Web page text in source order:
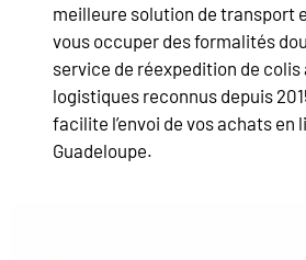
meilleure solution de transport
vous occuper des formalités
service de réexpedition de colis
logistiques reconnus depuis
facilite l’envoi de vos achats en
Guadeloupe.